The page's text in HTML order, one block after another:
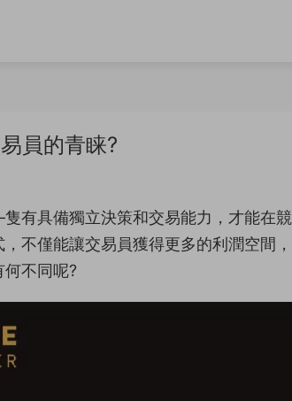
員的青睐?
有具備獨立決策和交易能力，才能在競
不僅能讓交易員獲得更多的利潤空間，
不同呢?